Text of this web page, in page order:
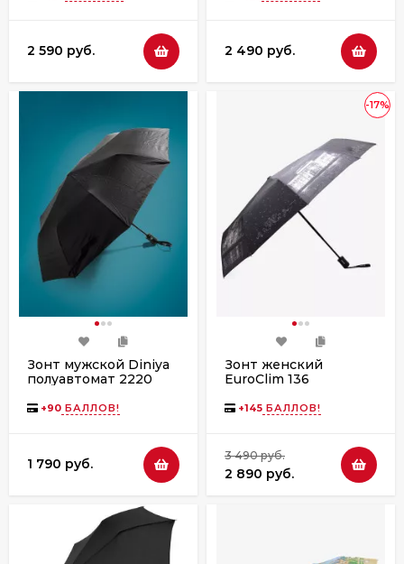
2 590 руб. 2 490 руб.
Зонт мужской Diniya
полуавтомат 2220
+90 БАЛЛОВ!
1 790 руб.
-17%
Зонт женский
EuroClim 136
Петербурга
+145 БАЛЛОВ!
3 490 руб.
2 890 руб.